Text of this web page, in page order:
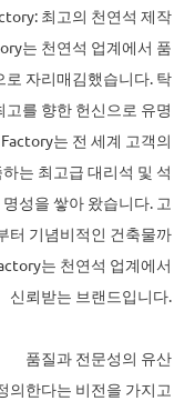
최고의 천연석 제작
는 천연석 업계에서 품
자리매김했습니다. 탁
를 향한 헌신으로 유명
는 전 세계 고객의
는 최고급 대리석 및 석
성을 쌓아 왔습니다. 고
터 기념비적인 건축물까
는 천연석 업계에서
신뢰받는 브랜드입니다.
품질과 전문성의 유산
의한다는 비전을 가지고